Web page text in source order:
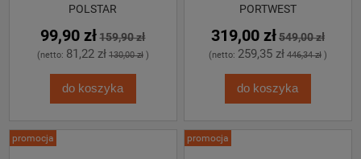
POLSTAR
99,90 zł 159,90 zł
(netto: 81,22 zł 130,00 zł)
do koszyka
PORTWEST
319,00 zł549,00 zł
(netto: 259,35 zł 446,34 zł)
do koszyka
promocja promocja